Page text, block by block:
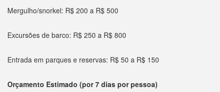
Mergulho/snorkel: R$ 200 a R$ 500
Excursões de barco: R$ 250 a R$ 800
Entrada em parques e reservas: R$ 50 a R$ 150
Orçamento Estimado (por 7 dias por pessoa)